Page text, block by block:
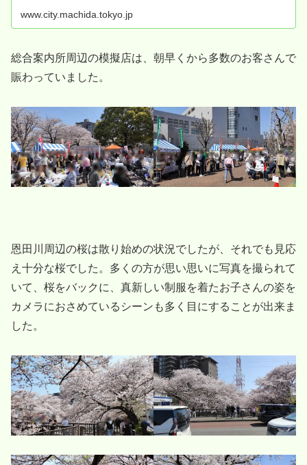
www.city.machida.tokyo.jp
総合案内所周辺の模擬店は、朝早くから多数のお客さんで
賑わっていました。
恩田川周辺の桜は散り始めの状況でしたが、それでも見応
え十分な桜でした。多くの方が思い思いに写真を撮られて
いて、桜をバックに、真新しい制服を着たお子さんの姿を
カメラにおさめているシーンも多く目にすることが出来ま
した。